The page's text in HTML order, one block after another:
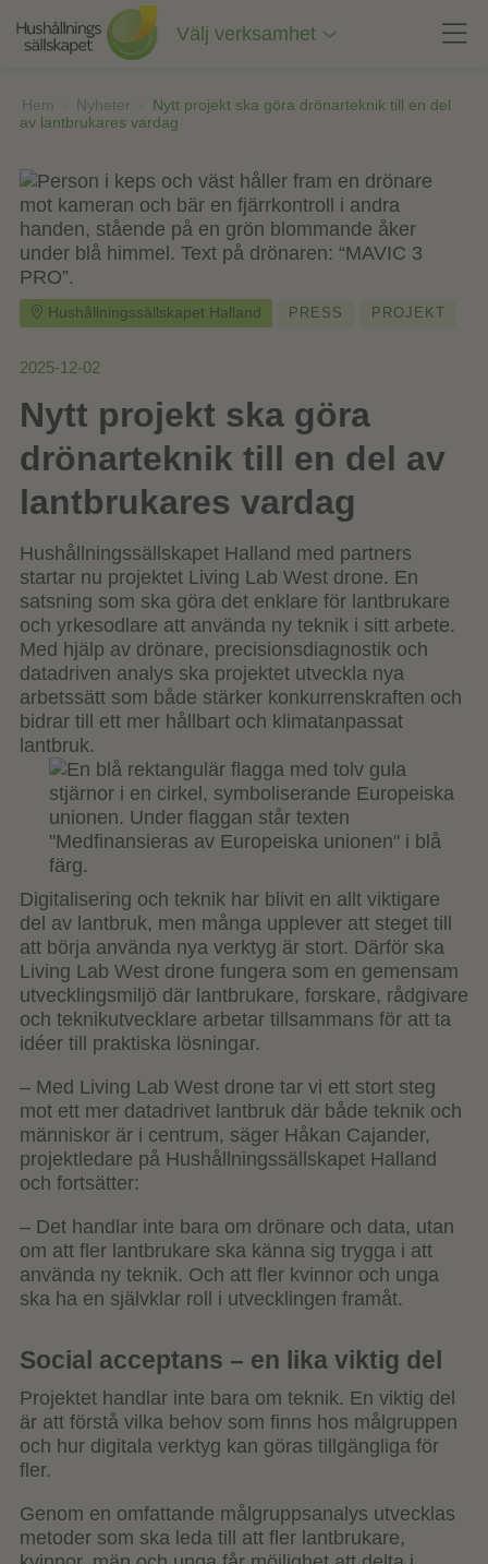
innehåll
Välj verksamhet
Hem Nyheter
Nytt projekt ska göra drönarteknik till en del
av lantbrukares vardag
Hushållningssällskapet Halland PRESS PROJEKT
2025-12-02
Nytt projekt ska göra
drönarteknik till en del av
lantbrukares vardag
Hushållningssällskapet Halland med partners
startar nu projektet Living Lab West drone. En
satsning som ska göra det enklare för lantbrukare
och yrkesodlare att använda ny teknik i sitt arbete.
Med hjälp av drönare, precisionsdiagnostik och
datadriven analys ska projektet utveckla nya
arbetssätt som både stärker konkurrenskraften och
bidrar till ett mer hållbart och klimatanpassat
lantbruk.
Digitalisering och teknik har blivit en allt viktigare
del av lantbruk, men många upplever att steget till
att börja använda nya verktyg är stort. Därför ska
Living Lab West drone fungera som en gemensam
utvecklingsmiljö där lantbrukare, forskare, rådgivare
och teknikutvecklare arbetar tillsammans för att ta
idéer till praktiska lösningar.
– Med Living Lab West drone tar vi ett stort steg
mot ett mer datadrivet lantbruk där både teknik och
människor är i centrum, säger Håkan Cajander,
projektledare på Hushållningssällskapet Halland
och fortsätter:
– Det handlar inte bara om drönare och data, utan
om att fler lantbrukare ska känna sig trygga i att
använda ny teknik. Och att fler kvinnor och unga
ska ha en självklar roll i utvecklingen framåt.
Social acceptans – en lika viktig del
Projektet handlar inte bara om teknik. En viktig del
är att förstå vilka behov som finns hos målgruppen
och hur digitala verktyg kan göras tillgängliga för
fler.
Genom en omfattande målgruppsanalys utvecklas
metoder som ska leda till att fler lantbrukare,